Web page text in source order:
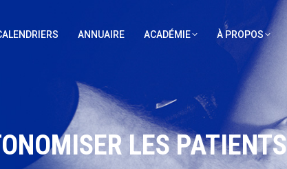
ANNUAIRE ACADÉMIE À PROPOS
LES PATIENTS